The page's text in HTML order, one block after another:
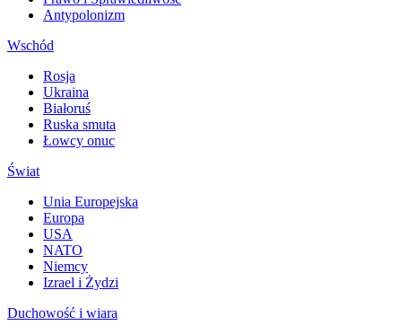
Antypolonizm
Wschód
Rosja
Ukraina
Białoruś
Ruska smuta
Łowcy onuc
Świat
Unia Europejska
Europa
USA
NATO
Niemcy
Izrael i Żydzi
Duchowość i wiara